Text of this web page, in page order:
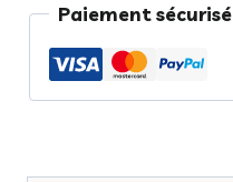
en
chocolat
"Halloween"
Paiement sécurisé